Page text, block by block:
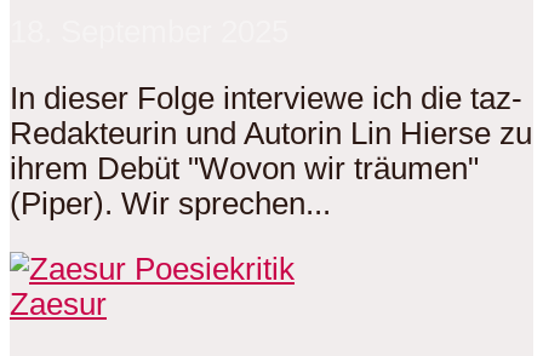
In dieser Folge interviewe ich die taz-
Redakteurin und Autorin Lin Hierse zu
ihrem Debüt "Wovon wir träumen"
(Piper). Wir sprechen...
Zaesur